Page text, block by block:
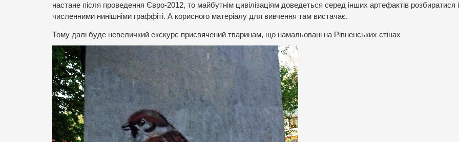
настане після проведення Євро-2012, то майбутнім цивілізаціям доведеться серед інших артефактів розбиратися
численними нинішніми граффіті. А корисного матеріалу для вивчення там вистачає.
Тому далі буде невеличкий екскурс присвячений тваринам, що намальовані на Рівненських стінах